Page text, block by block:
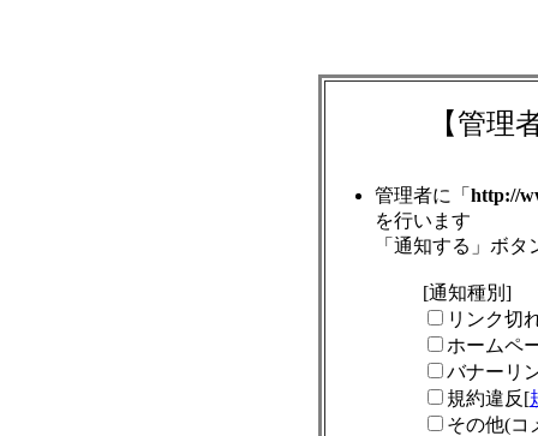
【管理
管理者に「 http://
を行います
「通知する」ボ
[通知種別]
リンク切
ホームペ
バナーリ
規約違反[
その他(コ